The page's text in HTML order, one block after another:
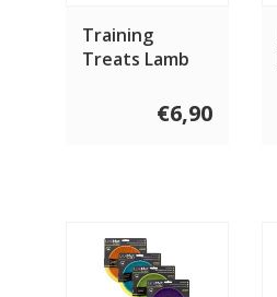
Training
Treats Lamb
€6,90